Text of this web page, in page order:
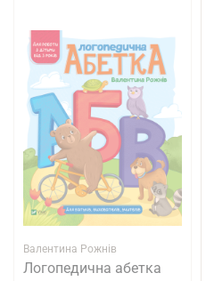
Валентина Рожнів
Логопедична абетка